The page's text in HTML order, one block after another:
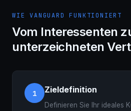
WIE VANGUARD FUNKTIONIERT
Vom Interessenten
unterzeichneten
1 Zieldefinition
Definieren Sie Ihr ideales